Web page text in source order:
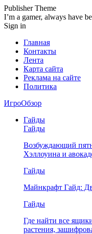
Publisher Theme
I’m a gamer, always have
Sign in
Главная
Контакты
Лента
Карта сайта
Реклама на сайте
Политика
ИгроОбзор
Гайды
Гайды
Возбуждающий
Хэллоуина и
Гайды
Майнкрафт Гайд:
Гайды
Где найти все
растения,